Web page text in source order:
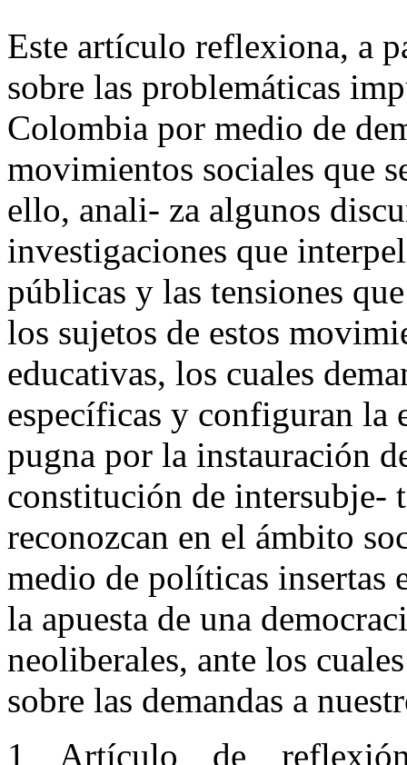
Este artículo reflexiona, a
sobre las problemáticas
Colombia por medio de
movimientos sociales que
ello, anali- za algunos
investigaciones que
públicas y las tensiones
los sujetos de estos
educativas, los cuales
específicas y configuran la
pugna por la instauración
constitución de intersubje-
reconozcan en el ámbito
medio de políticas insertas
la apuesta de una
neoliberales, ante los
sobre las demandas a
1 Artículo de